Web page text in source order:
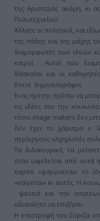
της Αριστεράς ακόμη, κι
Πολυτεχνείου!
Άλλοτε οι πολιτικοί, και
της πάλης και της μάχης
διαμορφωτές των ιδεών
καιροί. Αυτοί που
δάσκαλοι και οι
δοτοί δημοσιογράφοι.
Ένας ηγέτης πρέπει να
τις ιδέες του την
τόσοι image makers δεν
δεν έχει το χάρισμα ο
περίεργους αλχημιστές
Τα διδακτορικά, τα
όταν ωφελείται από αυτά
καρπό «φαγώνεται» το
«καίγεται» κι αυτός. Η
ψευτιά και την
αδιανόητο να επιζήσει.
Η επιστροφή του Σύριζα